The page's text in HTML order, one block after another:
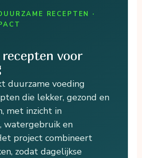
RECEPTEN ·
voor
duurzame voeding
die lekker, gezond en
met inzicht in
watergebruik en
project combineert
zodat dagelijkse